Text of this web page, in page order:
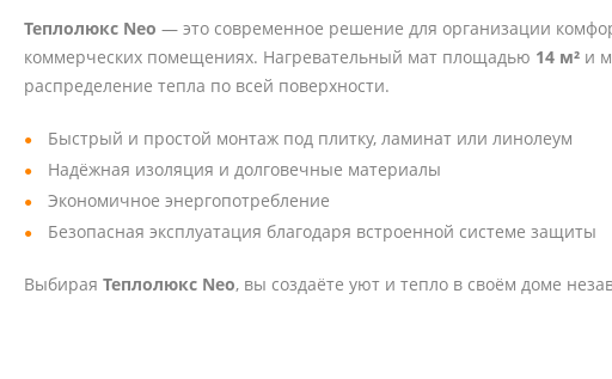
Теплолюкс Neo — это современное решение для организации
коммерческих помещениях. Нагревательный мат площадью 14 м² и
распределение тепла по всей поверхности.
Быстрый и простой монтаж под плитку, ламинат или линолеум
Надёжная изоляция и долговечные материалы
Экономичное энергопотребление
Безопасная эксплуатация благодаря встроенной системе защиты
Выбирая Теплолюкс Neo, вы создаёте уют и тепло в своём доме